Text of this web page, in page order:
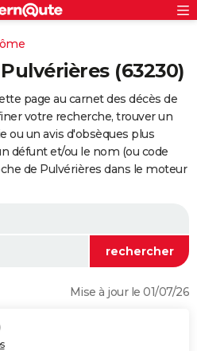
(63230)
page au carnet des décès de
votre recherche, trouver un
ou un avis d'obsèques plus
défunt et/ou le nom (ou code
de Pulvérières dans le moteur
Mise à jour le 01/07/26